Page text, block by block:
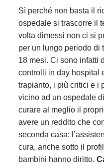
Sì perché non basta il
ospedale si trascorre il
volta dimessi non ci si
per un lungo periodo di
18 mesi. Ci sono infatti
controlli in day hospital
trapianto, i più critici e i
vicino ad un ospedale
curare al meglio il
avere un reddito che
seconda casa:
cura, anche sotto il
bambini hanno diritto.